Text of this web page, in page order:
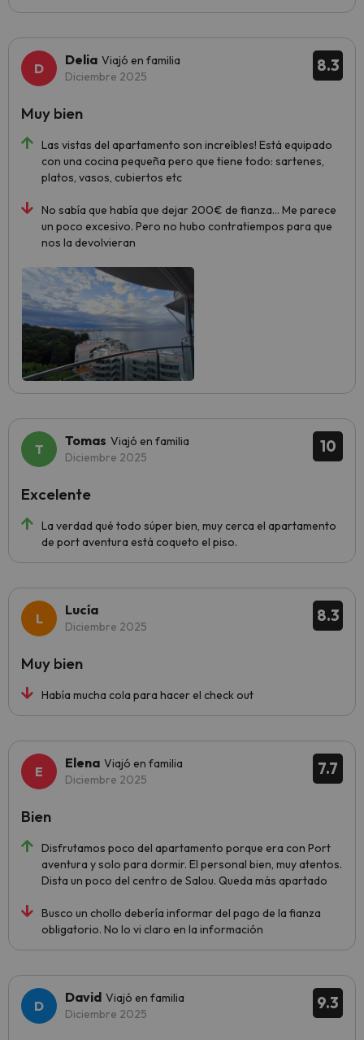
8.3
Delia Viajó en familia
Diciembre 2025
Las vistas del apartamento son increíbles! Está equipado
con una cocina pequeña pero que tiene todo: sartenes,
platos, vasos, cubiertos etc
No sabía que había que dejar 200€ de fianza... Me parece
un poco excesivo. Pero no hubo contratiempos para que
nos la devolvieran
Muy bien
10
Tomas Viajó en familia
Diciembre 2025
La verdad qué todo súper bien, muy cerca el apartamento
de port aventura está coqueto el piso.
Excelente
8.3
Lucía
Diciembre 2025
Había mucha cola para hacer el check out
Muy bien
7.7
Elena Viajó en familia
Diciembre 2025
Disfrutamos poco del apartamento porque era con Port
aventura y solo para dormir. El personal bien, muy atentos.
Dista un poco del centro de Salou. Queda más apartado
Busco un chollo debería informar del pago de la fianza
obligatorio. No lo vi claro en la información
Bien
9.3
David Viajó en familia
Diciembre 2025